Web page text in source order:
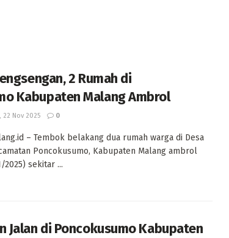
2 Rumah di
Kabupaten Malang Ambrol
22 Nov 2025 0
– Tembok belakang dua rumah warga di Desa
Poncokusumo, Kabupaten Malang ambrol
2025) sekitar ...
Jalan di Poncokusumo Kabupaten